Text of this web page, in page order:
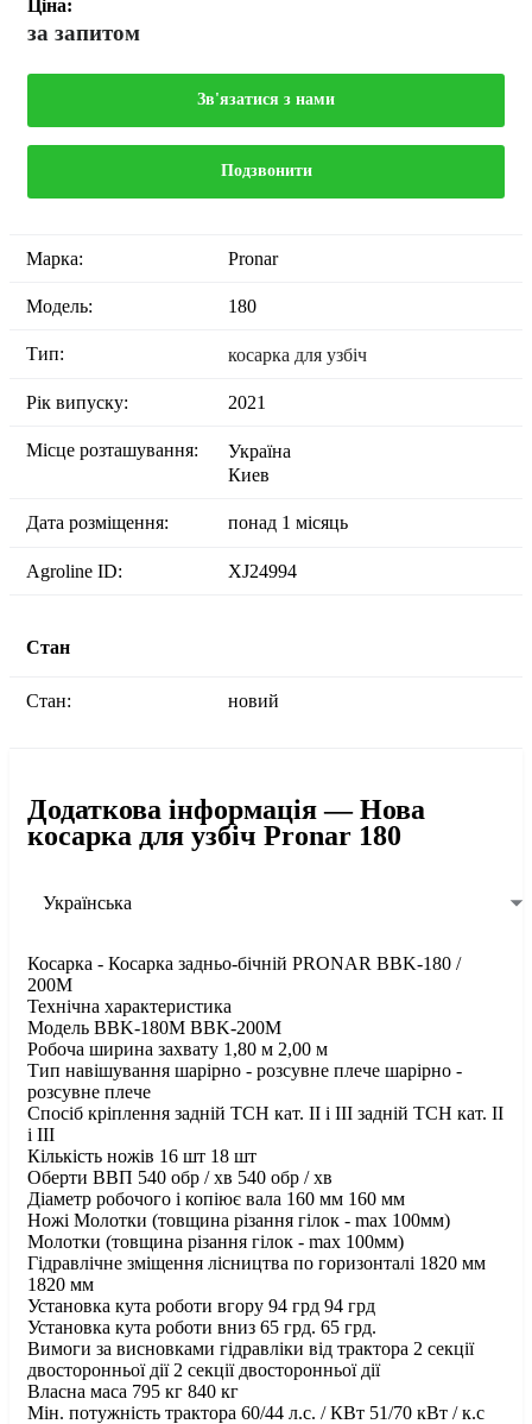
Ціна:
за запитом
Зв'язатися з нами
Подзвонити
Марка: Pronar
Модель: 180
Тип: косарка для узбіч
Рік випуску: 2021
Місце розташування:
Україна
Киев
Дата розміщення: понад 1 місяць
Agroline ID: XJ24994
Стан
Стан: новий
Додаткова інформація — Нова
косарка для узбіч Pronar 180
Українська
Косарка - Косарка задньо-бічній PRONAR ВBK-180 /
200M
Технічна характеристика
Модель ВBK-180M ВBK-200M
Робоча ширина захвату 1,80 м 2,00 м
Тип навішування шарірно - розсувне плече шарірно -
розсувне плече
Спосіб кріплення задній ТСН кат. II і III задній ТСН кат. II
і III
Кількість ножів 16 шт 18 шт
Оберти ВВП 540 обр / хв 540 обр / хв
Діаметр робочого і копіює вала 160 мм 160 мм
Ножі Молотки (товщина різання гілок - mаx 100мм)
Молотки (товщина різання гілок - mаx 100мм)
Гідравлічне зміщення лісництва по горизонталі 1820 мм
1820 мм
Установка кута роботи вгору 94 грд 94 грд
Установка кута роботи вниз 65 грд. 65 грд.
Вимоги за висновками гідравліки від трактора 2 секції
двосторонньої дії 2 секції двосторонньої дії
Власна маса 795 кг 840 кг
Мін. потужність трактора 60/44 л.с. / КВт 51/70 кВт / к.с